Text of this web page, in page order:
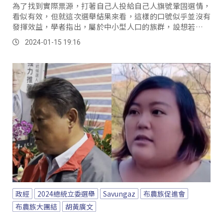
為了找到實際票源，打著自己人投給自己人旗號鞏固選情，
看似有效，但就這次選舉結果來看，這樣的口號似乎並沒有
發揮效益，學者指出，屬於中小型人口的族群，設想若選票
集中，仍然難以撼動局面。
2024-01-15 19:16
政經 2024總統立委選舉 Savungaz
布農族促進會
布農族大團結
胡黃廣文